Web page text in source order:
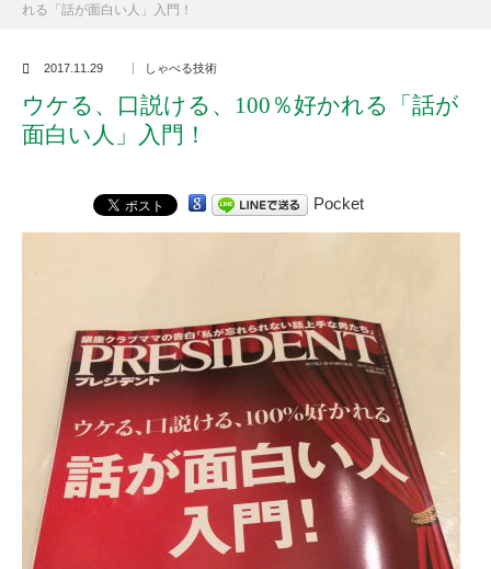
れる「話が面白い人」入門！
2017.11.29 しゃべる技術
ウケる、口説ける、100％好かれる「話が
面白い人」入門！
Pocket